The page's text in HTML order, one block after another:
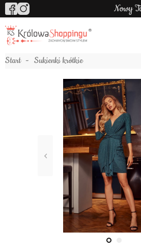
Start Sukienki krótkie